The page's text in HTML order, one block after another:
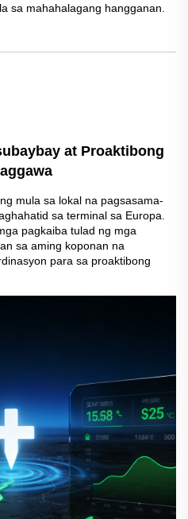
sa mahahalagang hangganan.
at Proaktibong
mula sa lokal na pagsasama-
sa terminal sa Europa.
pagkaiba tulad ng mga
sa aming koponan na
para sa proaktibong